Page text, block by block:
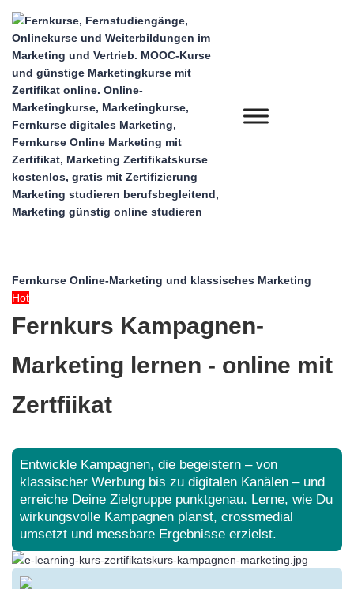
Fernkurse Online-Marketing und klassisches Marketing
Hot
Fernkurs Kampagnen-
Marketing lernen - online mit
Zertfiikat
Entwickle Kampagnen, die begeistern – von
klassischer Werbung bis zu digitalen Kanälen – und
erreiche Deine Zielgruppe punktgenau. Lerne, wie Du
wirkungsvolle Kampagnen planst, crossmedial
umsetzt und messbare Ergebnisse erzielst.